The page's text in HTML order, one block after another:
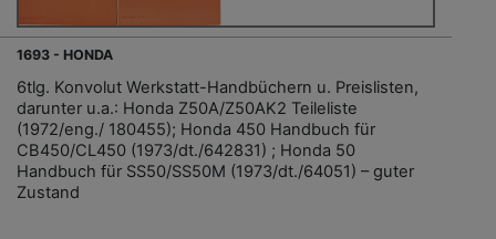
1693 - HONDA
6tlg. Konvolut Werkstatt-Handbüchern u. Preislisten,
darunter u.a.: Honda Z50A/Z50AK2 Teileliste
(1972/eng./ 180455); Honda 450 Handbuch für
CB450/CL450 (1973/dt./642831) ; Honda 50
Handbuch für SS50/SS50M (1973/dt./64051) – guter
Zustand